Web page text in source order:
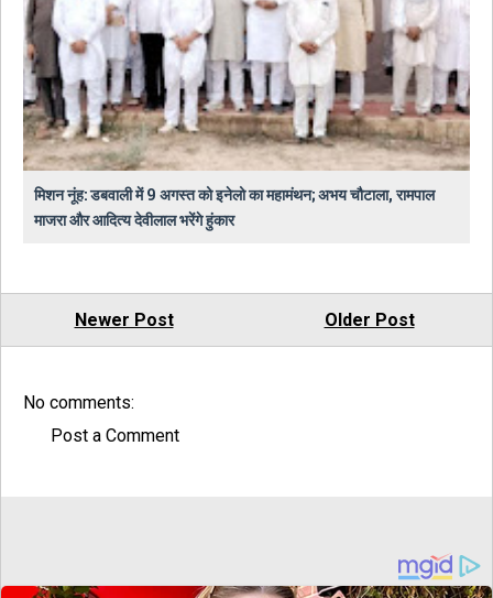
मिशन नूंह: डबवाली में 9 अगस्त को इनेलो का महामंथन; अभय चौटाला, रामपाल
माजरा और आदित्य देवीलाल भरेंगे हुंकार
Newer Post Older Post
No comments:
Post a Comment